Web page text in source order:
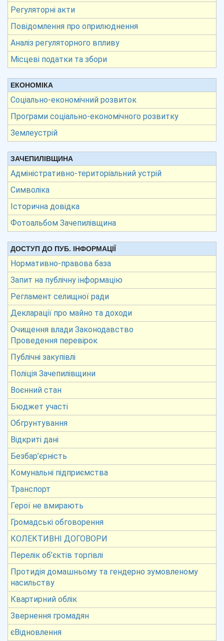
Регуляторні акти
Повідомлення про оприлюднення
Аналіз регуляторного впливу
Місцеві податки та збори
ЕКОНОМІКА
Соціально-економічний розвиток
Програми соціально-економічного розвитку
Землеустрій
ЗАЧЕПИЛІВЩИНА
Адміністративно-територіальний устрій
Символіка
Історична довідка
Фотоальбом Зачепилівщина
ДОСТУП ДО ПУБ. ІНФОРМАЦІЇ
Нормативно-правова база
Запит на публічну інформацію
Регламент селищної ради
Декларації про майно та доходи
Очищення влади Законодавство
Проведення перевірок
Публічні закупівлі
Поліція Зачепилівщини
Воєнний стан
Бюджет участі
Обгрунтування
Відкриті дані
Безбар’єрність
Комунальні підприємства
Транспорт
Герої не вмирають
Громадські обговорення
КОЛЕКТИВНІ ДОГОВОРИ
Перелік об’єктів торгівлі
Протидія домашньому та гендерно зумовленому
насильству
Квартирний облік
Звернення громадян
єВідновлення